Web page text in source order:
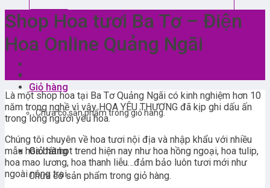
Giỏ hàng
Chưa có sản phẩm trong giỏ hàng.
Giỏ hàng
Chưa có sản phẩm trong giỏ hàng.
Shop Hoa tươi Ba Tơ – Điện
Hoa Online Quảng Ngãi
Là một shop hoa tại Ba Tơ Quảng Ngãi có kinh nghiệm hơn 10
năm trong nghề vì vậy HOA YÊU THƯƠNG đã kịp ghi dấu ấn
trong lòng người yêu hoa.
Chúng tôi chuyên về hoa tươi nội địa và nhập khẩu với nhiều
mẫu hoa bắt hot trend hiện nay như hoa hồng ngoại, hoa tulip,
hoa mao lương, hoa thanh liễu…đảm bảo luôn tươi mới như
ngoài nông trại.